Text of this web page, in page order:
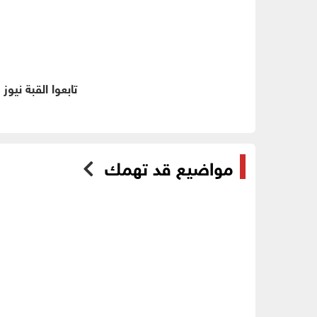
تابعوا القبة
مواضيع قد تهمك